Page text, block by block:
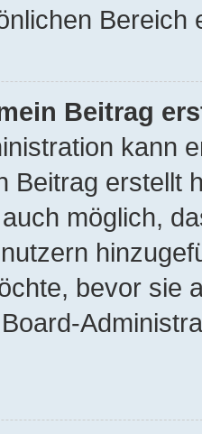
Bereich
Beitrag
kann
Beitrag erstellt
möglich,
bevor sie